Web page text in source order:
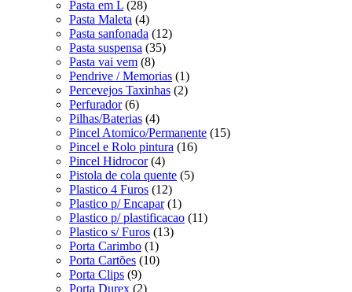
Pasta em L (28)
Pasta Maleta (4)
Pasta sanfonada (12)
Pasta suspensa (35)
Pasta vai vem (8)
Pendrive / Memorias (1)
Percevejos Taxinhas (2)
Perfurador (6)
Pilhas/Baterias (4)
Pincel Atomico/Permanente (15)
Pincel e Rolo pintura (16)
Pincel Hidrocor (4)
Pistola de cola quente (5)
Plastico 4 Furos (12)
Plastico p/ Encapar (1)
Plastico p/ plastificacao (11)
Plastico s/ Furos (13)
Porta Carimbo (1)
Porta Cartões (10)
Porta Clips (9)
Porta Durex (2)